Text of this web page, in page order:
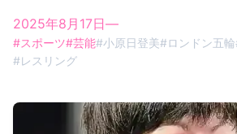
2025年8月17日—
#スポーツ#芸能#小原日登美# ロンドン五輪
#レスリング